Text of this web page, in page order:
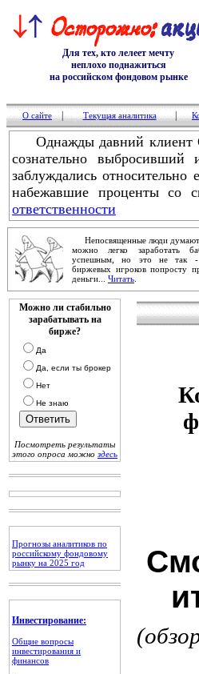
Для тех, кто лелеет мечту
неплохо поднажиться
на российском фондовом рынке
О сайте Текущая аналитика
Однажды давний клиент
сознательно
заблуждались
набежавшие проценты со
ответственности
Непосвященные люди
можно легко заработать
успешным, но это не так -
биржевых игроков попросту
деньги... Читать
Можно ли стабильно
зарабатывать на
бирже?
Да
Да, если ты брокер
Нет
Не знаю
Посмотреть результаты
этого опроса можно здесь
Прогнозы аналитиков по
российскому фондовому
рынку на 2025 год
Инвестирование:
Общие вопросы
инвестирования и
финансов